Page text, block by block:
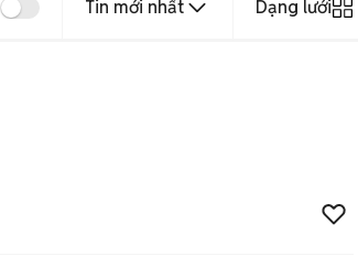
Tin mới nhất Dạng lưới